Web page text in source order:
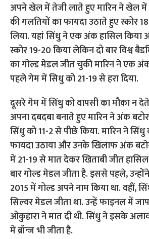
अपने खेल में तेजी लाते हुए मारिन ने खेल
की गलतियों का फायदा उठाते हुए स्कोर
लिया. यहां सिंधु ने एक अंक हासिल किया
स्कोर 19-20 किया लेकिन दो बार विश्व
का गोल्ड मेडल जीत चुकी मारिन ने एक
पहले गेम में सिधु को 21-19 से हरा दिया.
दूसरे गेम में सिंधु को वापसी का मौका न
अपना दबदबा बनाते हुए मारिन ने अंक
सिंधु को 11-2 से पीछे किया. मारिन ने
फायदा उठाया और उनके खिलाफ अंक
में 21-19 से मात देकर खिताबी जीत
बार गोल्ड मेडल जीता है. इससे पहले,
2015 में गोल्ड अपने नाम किया था. वहीं,
सिल्वर मेडल जीता था. उन्हें फाइनल में
ओकुहारा ने मात दी थी. सिंधु ने इसके
में ब्रॉन्ज भी जीता है.